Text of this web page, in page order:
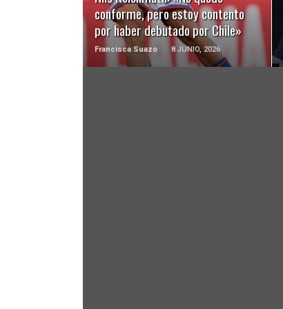
conforme, pero estoy contento
por haber debutado por Chile»
Francisca Suazo 8 JUNIO, 2026